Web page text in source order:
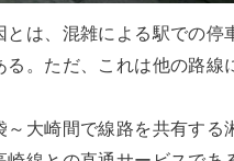
は、混雑による駅での
る。ただ、これは他の路線
大崎間で線路を共有す